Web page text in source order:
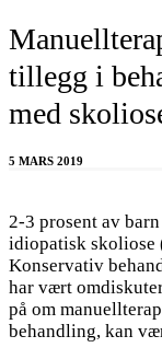
tillegg i
med
5 MARS 2019
2-3 prosent av
idiopatisk skoliose
Konservativ
har vært
på om
behandling, kan